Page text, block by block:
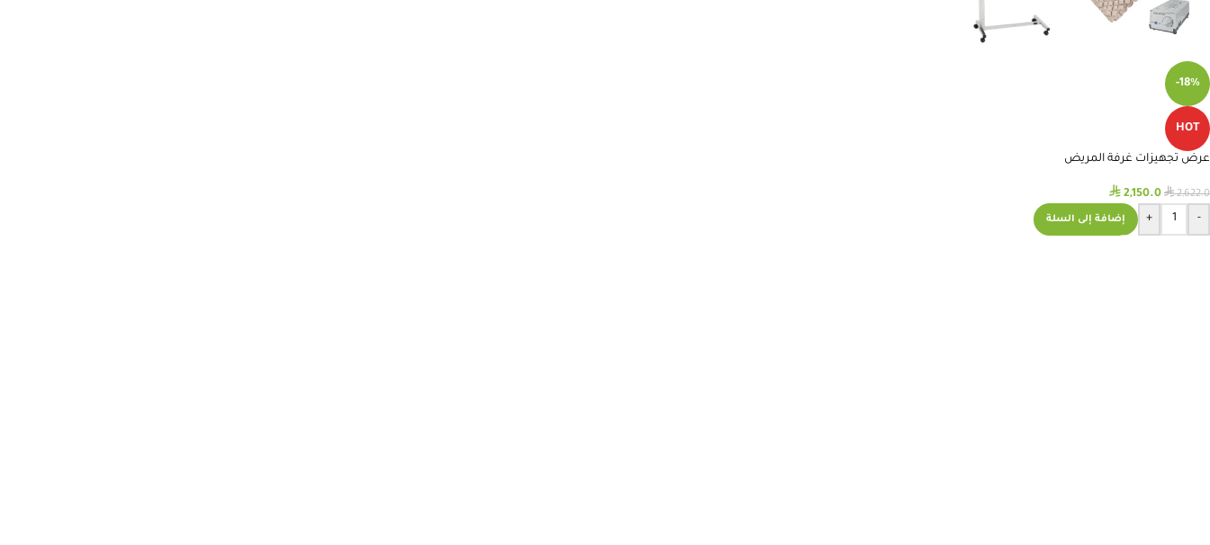
-18%
HOT
عرض تجهيزات غرفة المريض
⃁2,622.0
⃁ 2,150.0
-
+ إضافة إلى السلة